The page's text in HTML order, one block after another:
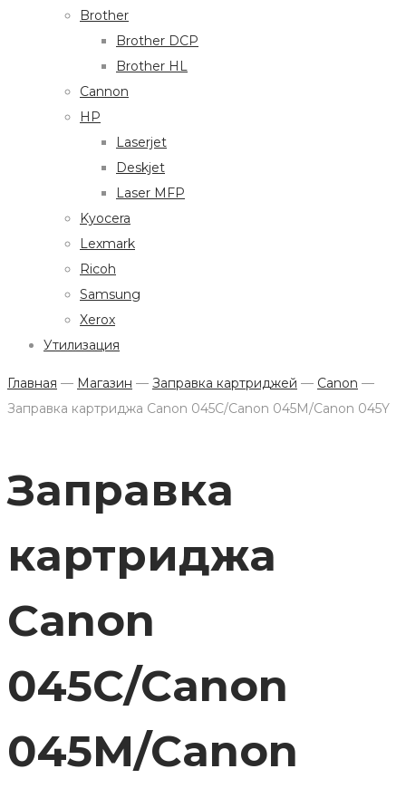
Brother
Brother DCP
Brother HL
Cannon
HP
Laserjet
Deskjet
Laser MFP
Kyocera
Lexmark
Ricoh
Samsung
Xerox
Утилизация
Главная — Магазин — Заправка картриджей — Canon —
Заправка картриджа Canon 045C/Canon 045M/Canon 045Y
Заправка
картриджа
Canon
045C/Canon
045M/Canon